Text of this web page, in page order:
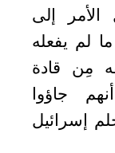
إلى
لم يفعله
مِن قادة
جاؤوا
إسرائيل